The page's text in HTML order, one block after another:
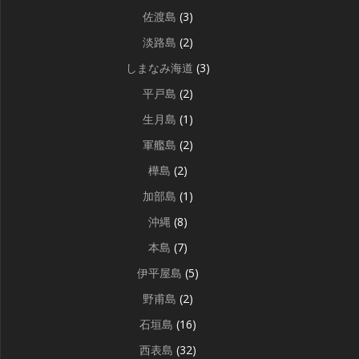
佐渡島 (3)
淡路島 (2)
しまなみ海道 (3)
平戸島 (2)
生月島 (1)
軍艦島 (2)
樺島 (2)
加部島 (1)
沖縄 (8)
本島 (7)
伊平屋島 (5)
野甫島 (2)
石垣島 (16)
西表島 (32)